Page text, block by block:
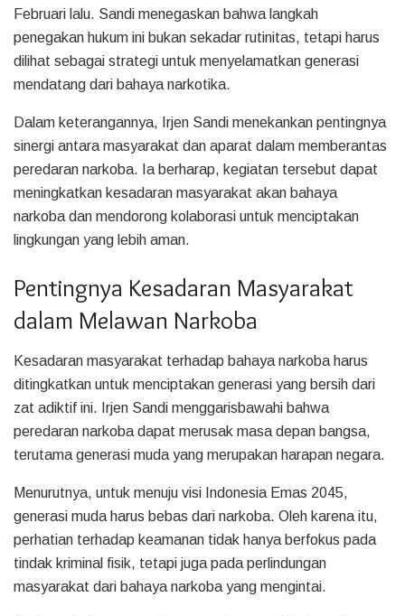
Februari lalu. Sandi menegaskan bahwa langkah
penegakan hukum ini bukan sekadar rutinitas, tetapi harus
dilihat sebagai strategi untuk menyelamatkan generasi
mendatang dari bahaya narkotika.
Dalam keterangannya, Irjen Sandi menekankan pentingnya
sinergi antara masyarakat dan aparat dalam memberantas
peredaran narkoba. Ia berharap, kegiatan tersebut dapat
meningkatkan kesadaran masyarakat akan bahaya
narkoba dan mendorong kolaborasi untuk menciptakan
lingkungan yang lebih aman.
Pentingnya Kesadaran Masyarakat
dalam Melawan Narkoba
Kesadaran masyarakat terhadap bahaya narkoba harus
ditingkatkan untuk menciptakan generasi yang bersih dari
zat adiktif ini. Irjen Sandi menggarisbawahi bahwa
peredaran narkoba dapat merusak masa depan bangsa,
terutama generasi muda yang merupakan harapan negara.
Menurutnya, untuk menuju visi Indonesia Emas 2045,
generasi muda harus bebas dari narkoba. Oleh karena itu,
perhatian terhadap keamanan tidak hanya berfokus pada
tindak kriminal fisik, tetapi juga pada perlindungan
masyarakat dari bahaya narkoba yang mengintai.